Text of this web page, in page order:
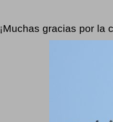
¡Muchas gracias por la